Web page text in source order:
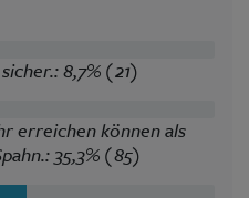
8,7% (21)
erreichen können als
35,3% (85)